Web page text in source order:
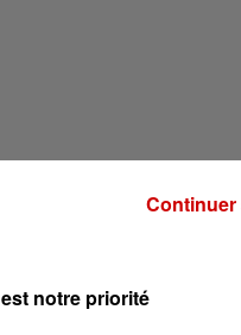
notre priorité